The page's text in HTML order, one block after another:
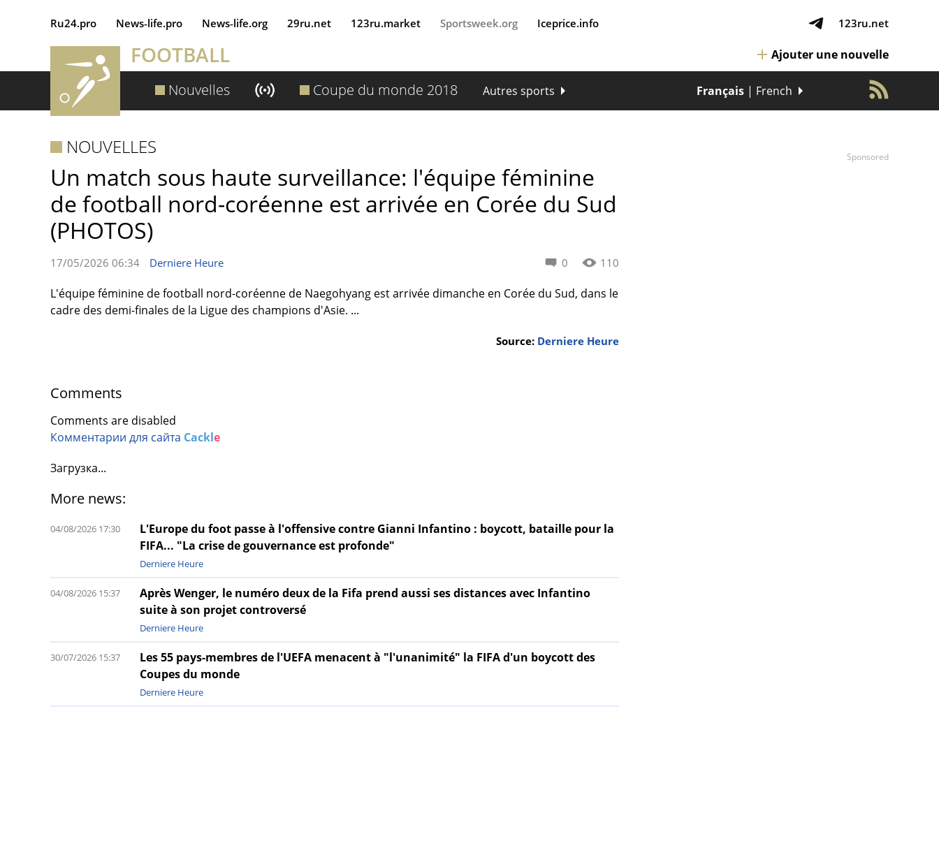
Ru24.pro News‑life.pro News‑life.org 29ru.net 123ru.market Sportsweek.org Iceprice.info 123ru.net
FOOTBALL Ajouter une nouvelle
Nouvelles Coupe du monde 2018 Autres sports Français | French
NOUVELLES
Un match sous haute surveillance: l'équipe féminine
de football nord-coréenne est arrivée en Corée du Sud
(PHOTOS)
0 110
17/05/2026 06:34 Derniere Heure
L'équipe féminine de football nord-coréenne de Naegohyang est arrivée dimanche en Corée du Sud, dans le
cadre des demi-finales de la Ligue des champions d'Asie. ...
Source: Derniere Heure
Comments
Comments are disabled
Комментарии для сайта Cackle
Загрузка...
More news:
L'Europe du foot passe à l'offensive contre Gianni Infantino : boycott, bataille pour la
FIFA... "La crise de gouvernance est profonde"
04/08/2026 17:30
Derniere Heure
Après Wenger, le numéro deux de la Fifa prend aussi ses distances avec Infantino
suite à son projet controversé
04/08/2026 15:37
Derniere Heure
Les 55 pays-membres de l'UEFA menacent à "l'unanimité" la FIFA d'un boycott des
Coupes du monde
30/07/2026 15:37
Derniere Heure
Sponsored